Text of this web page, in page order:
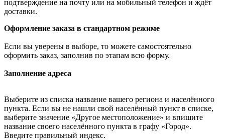
подтверждение на почту или на мобильный телефон и ждёт
доставки.
Оформление заказа в стандартном режиме
Если вы уверены в выборе, то можете самостоятельно
оформить заказ, заполнив по этапам всю форму.
Заполнение адреса
Выберите из списка название вашего региона и населённого
пункта. Если вы не нашли свой населённый пункт в списке,
выберите значение «Другое местоположение» и впишите
название своего населённого пункта в графу «Город».
Введите правильный индекс.